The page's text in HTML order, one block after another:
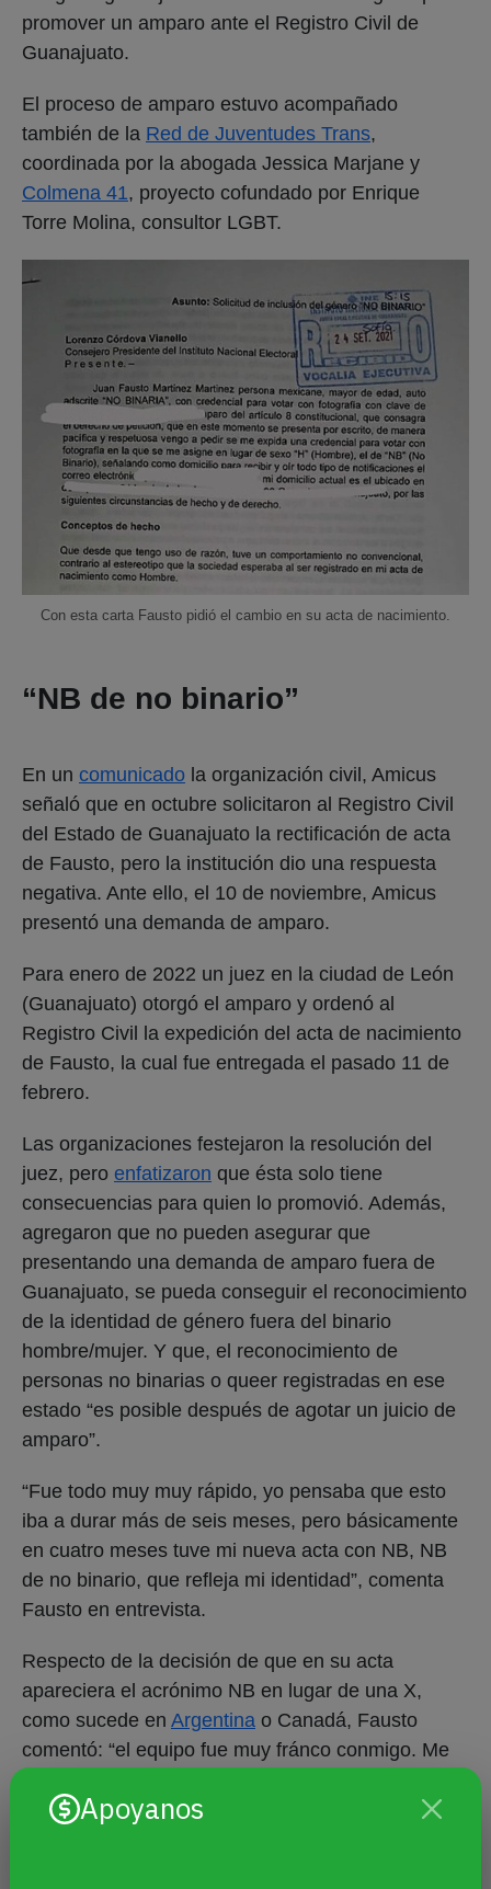
Apoyanos
promover un amparo ante el Registro Civil de
Guanajuato.
El proceso de amparo estuvo acompañado
también de la Red de Juventudes Trans,
coordinada por la abogada Jessica Marjane y
Colmena 41, proyecto cofundado por Enrique
Torre Molina, consultor LGBT.
Con esta carta Fausto pidió el cambio en su acta de nacimiento.
“NB de no binario”
En un comunicado la organización civil, Amicus
señaló que en octubre solicitaron al Registro Civil
del Estado de Guanajuato la rectificación de acta
de Fausto, pero la institución dio una respuesta
negativa. Ante ello, el 10 de noviembre, Amicus
presentó una demanda de amparo.
Para enero de 2022 un juez en la ciudad de León
(Guanajuato) otorgó el amparo y ordenó al
Registro Civil la expedición del acta de nacimiento
de Fausto, la cual fue entregada el pasado 11 de
febrero.
Las organizaciones festejaron la resolución del
juez, pero enfatizaron que ésta solo tiene
consecuencias para quien lo promovió. Además,
agregaron que no pueden asegurar que
presentando una demanda de amparo fuera de
Guanajuato, se pueda conseguir el reconocimiento
de la identidad de género fuera del binario
hombre/mujer. Y que, el reconocimiento de
personas no binarias o queer registradas en ese
estado “es posible después de agotar un juicio de
amparo”.
“Fue todo muy muy rápido, yo pensaba que esto
iba a durar más de seis meses, pero básicamente
en cuatro meses tuve mi nueva acta con NB, NB
de no binario, que refleja mi identidad”, comenta
Fausto en entrevista.
Respecto de la decisión de que en su acta
apareciera el acrónimo NB en lugar de una X,
como sucede en Argentina o Canadá, Fausto
comentó: “el equipo fue muy fránco conmigo. Me
casos de la DNI en Argentina donde se usa la X,